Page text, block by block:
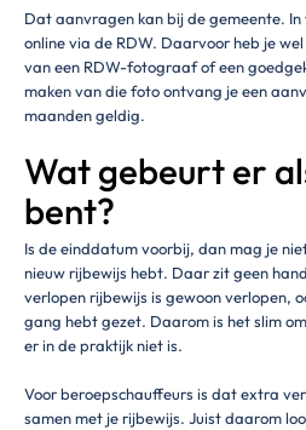
Dat aanvragen kan bij de gemeente. In
online via de RDW. Daarvoor heb je
van een RDW-fotograaf of een
maken van die foto ontvang je een
maanden geldig.
Wat gebeurt er
bent?
Is de einddatum voorbij, dan mag je
nieuw rijbewijs hebt. Daar zit geen
verlopen rijbewijs is gewoon verlopen,
gang hebt gezet. Daarom is het slim
er in de praktijk niet is.
Voor beroepschauffeurs is dat extra
samen met je rijbewijs. Juist daarom